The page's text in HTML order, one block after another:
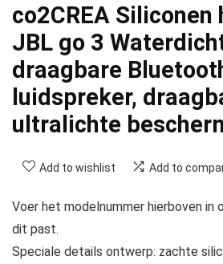
co2CREA Siliconen
JBL go 3
draagbare
luidspreker,
ultralichte
Add to wishlist Add to
Voer het modelnummer hierboven
dit past.
Speciale details ontwerp: zachte